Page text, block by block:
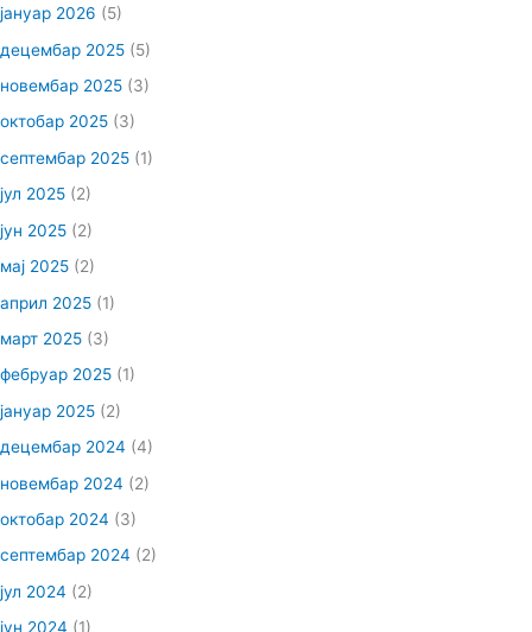
јануар 2026 (5)
децембар 2025 (5)
новембар 2025 (3)
октобар 2025 (3)
септембар 2025 (1)
јул 2025 (2)
јун 2025 (2)
мај 2025 (2)
април 2025 (1)
март 2025 (3)
фебруар 2025 (1)
јануар 2025 (2)
децембар 2024 (4)
новембар 2024 (2)
октобар 2024 (3)
септембар 2024 (2)
јул 2024 (2)
јун 2024 (1)